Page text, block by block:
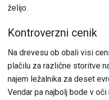
želijo.
Kontroverzni cenik
Na drevesu ob obali visi
plačilu za različne storitve
najem ležalnika za deset
Vendar pa najbolj bode v